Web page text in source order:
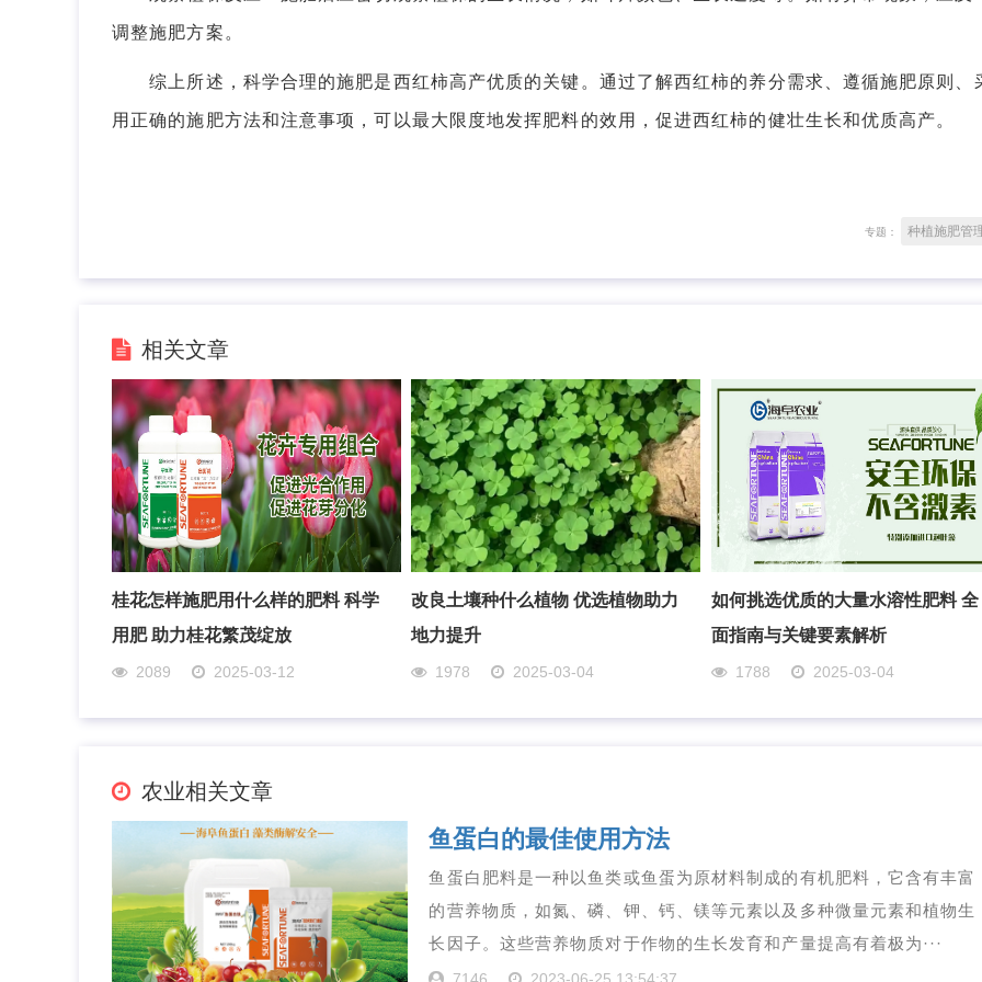
调整施肥方案。
综上所述，科学合理的施肥是西红柿高产优质的关键。通过了解西红柿的养分需求、遵循施肥原则、
用正确的施肥方法和注意事项，可以最大限度地发挥肥料的效用，促进西红柿的健壮生长和优质高产。
专题： 种植施肥管
相关文章
桂花怎样施肥用什么样的肥料 科学
用肥 助力桂花繁茂绽放
2089 2025-03-12
改良土壤种什么植物 优选植物助力
地力提升
1978 2025-03-04
如何挑选优质的大量水溶性肥料 全
面指南与关键要素解析
1788 2025-03-04
农业相关文章
鱼蛋白的最佳使用方法
鱼蛋白肥料是一种以鱼类或鱼蛋为原材料制成的有机肥料，它含有丰富
的营养物质，如氮、磷、钾、钙、镁等元素以及多种微量元素和植物生
长因子。这些营养物质对于作物的生长发育和产量提高有着极为···